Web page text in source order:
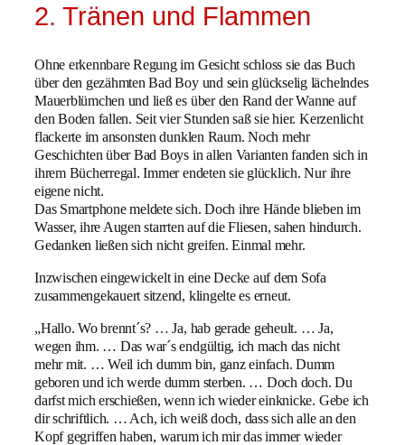
2. Tränen und Flammen
Ohne erkennbare Regung im Gesicht schloss sie das Buch
über den gezähmten Bad Boy und sein glückselig lächelndes
Mauerblümchen und ließ es über den Rand der Wanne auf
den Boden fallen. Seit vier Stunden saß sie hier. Kerzenlicht
flackerte im ansonsten dunklen Raum. Noch mehr
Geschichten über Bad Boys in allen Varianten fanden sich in
ihrem Bücherregal. Immer endeten sie glücklich. Nur ihre
eigene nicht.
Das Smartphone meldete sich. Doch ihre Hände blieben im
Wasser, ihre Augen starrten auf die Fliesen, sahen hindurch.
Gedanken ließen sich nicht greifen. Einmal mehr.
Inzwischen eingewickelt in eine Decke auf dem Sofa
zusammengekauert sitzend, klingelte es erneut.
„Hallo. Wo brennt´s? … Ja, hab gerade geheult. … Ja,
wegen ihm. … Das war´s endgültig, ich mach das nicht
mehr mit. … Weil ich dumm bin, ganz einfach. Dumm
geboren und ich werde dumm sterben. … Doch doch. Du
darfst mich erschießen, wenn ich wieder einknicke. Gebe ich
dir schriftlich. … Ach, ich weiß doch, dass sich alle an den
Kopf gegriffen haben, warum ich mir das immer wieder